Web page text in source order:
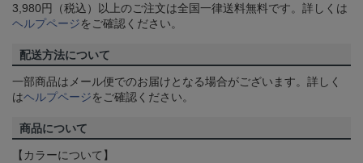
3,980円（税込）以上のご注文は全国一律送料無料です。詳しくは
ヘルプページをご確認ください。
配送方法について
一部商品はメール便でのお届けとなる場合がございます。詳しく
はヘルプページをご確認ください。
商品について
【カラーについて】